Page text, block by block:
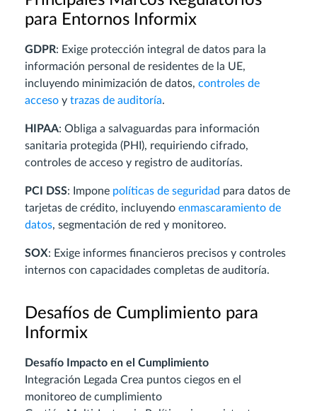
para Entornos Informix
GDPR: Exige protección integral de datos para la
información personal de residentes de la UE,
incluyendo minimización de datos, controles de
acceso y trazas de auditoría.
HIPAA: Obliga a salvaguardas para información
sanitaria protegida (PHI), requiriendo cifrado,
controles de acceso y registro de auditorías.
PCI DSS: Impone políticas de seguridad para datos de
tarjetas de crédito, incluyendo enmascaramiento de
datos, segmentación de red y monitoreo.
SOX: Exige informes financieros precisos y controles
internos con capacidades completas de auditoría.
Desafíos de Cumplimiento para
Informix
Desafío
Impacto en el Cumplimiento
Integración Legada Crea puntos ciegos en el
monitoreo de cumplimiento